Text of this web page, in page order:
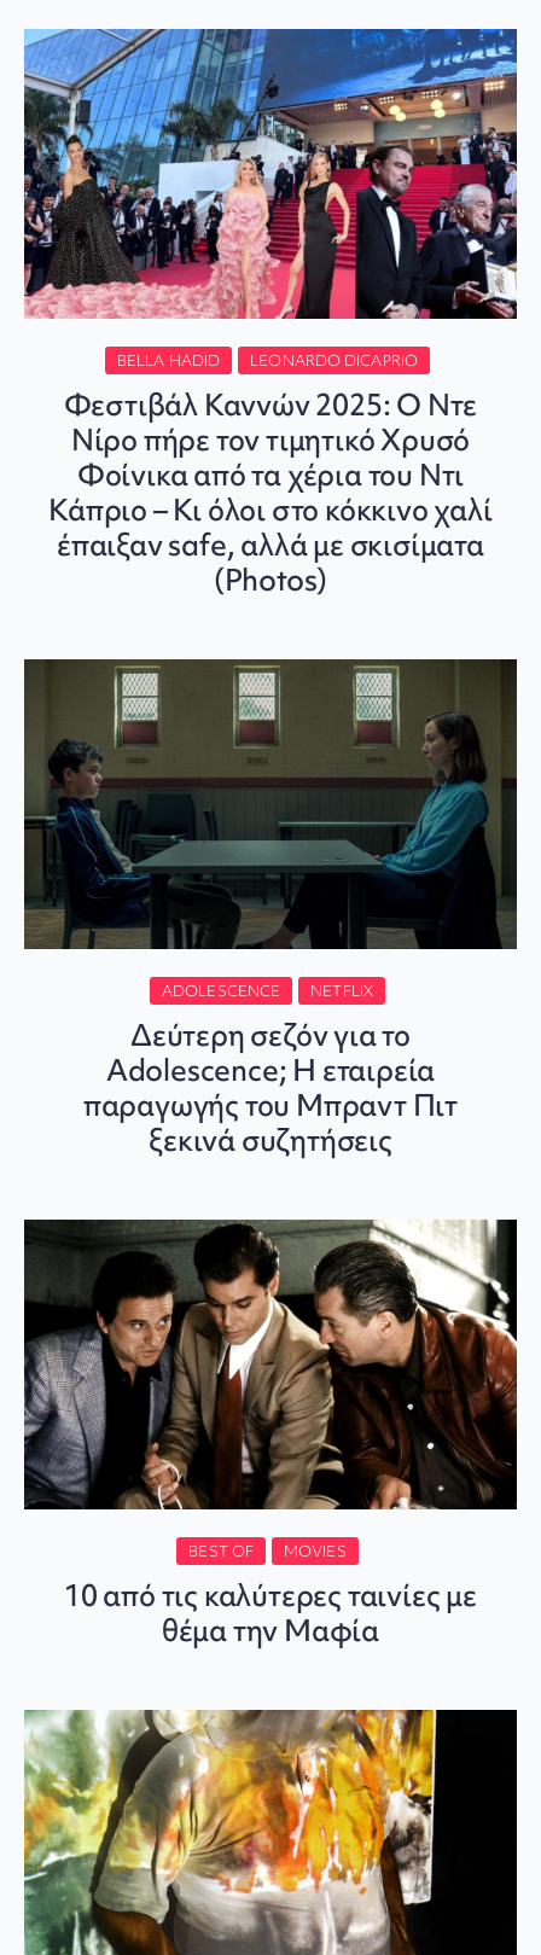
BELLA HADID LEONARDO DICAPRIO
Φεστιβάλ Καννών 2025: Ο Ντε
Νίρο πήρε τον τιμητικό Χρυσό
Φοίνικα από τα χέρια του Ντι
Κάπριο – Κι όλοι στο κόκκινο χαλί
έπαιξαν safe, αλλά με σκισίματα
(Photos)
ADOLESCENCE NETFLIX
Δεύτερη σεζόν για το
Adolescence; Η εταιρεία
παραγωγής του Μπραντ Πιτ
ξεκινά συζητήσεις
BEST OF MOVIES
10 από τις καλύτερες ταινίες με
θέμα την Μαφία